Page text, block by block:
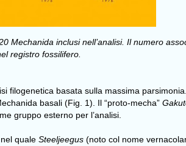
Mechanida inclusi nell’analisi. Il numero
registro fossilifero.
filogenetica basata sulla massima parsimonia.
basali (Fig. 1). Il “proto-mecha”
gruppo esterno per l’analisi.
quale Steeljeegus (noto col nome